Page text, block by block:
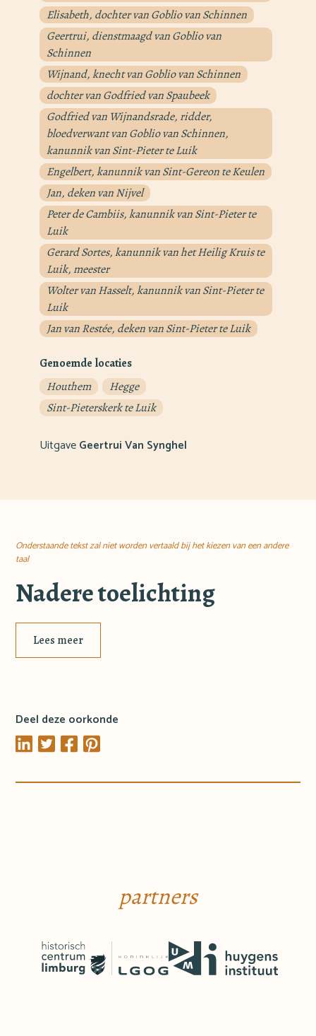
Elisabeth, dochter van Goblio van Schinnen
Geertrui, dienstmaagd van Goblio van
Schinnen
Wijnand, knecht van Goblio van Schinnen
dochter van Godfried van Spaubeek
Godfried van Wijnandsrade, ridder,
bloedverwant van Goblio van Schinnen,
kanunnik van Sint-Pieter te Luik
Engelbert, kanunnik van Sint-Gereon te Keulen
Jan, deken van Nijvel
Peter de Cambiis, kanunnik van Sint-Pieter te
Luik
Gerard Sortes, kanunnik van het Heilig Kruis te
Luik, meester
Wolter van Hasselt, kanunnik van Sint-Pieter te
Luik
Jan van Restée, deken van Sint-Pieter te Luik
Genoemde locaties
Houthem
Hegge
Sint-Pieterskerk te Luik
UitgaveGeertrui Van Synghel
Onderstaande tekst zal niet worden vertaald bij het kiezen van een andere
taal
Nadere toelichting
Lees meer
Deel deze oorkonde
partners